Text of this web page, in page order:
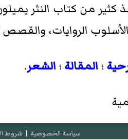
من كتاب النثر
الروايات،
؛ المقالة ؛ الشعر.
سياسة الخصوصية | شروط